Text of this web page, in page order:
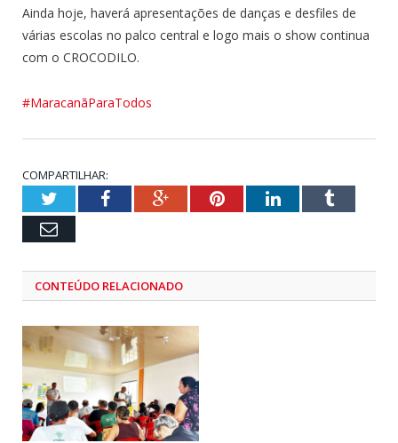
Ainda hoje, haverá apresentações de danças e desfiles de
várias escolas no palco central e logo mais o show continua
com o CROCODILO.
#MaracanãParaTodos
COMPARTILHAR:
TwitterFacebookGoogle+PinterestLinkedInTumblr
Email
CONTEÚDO RELACIONADO